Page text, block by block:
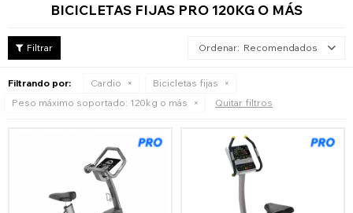
BICICLETAS FIJAS PRO 120KG O MÁS
Recomendados
Filtrando por: Cardio
Bicicletas fijas
Peso máximo soportado: 120kg o más Quitar filtros